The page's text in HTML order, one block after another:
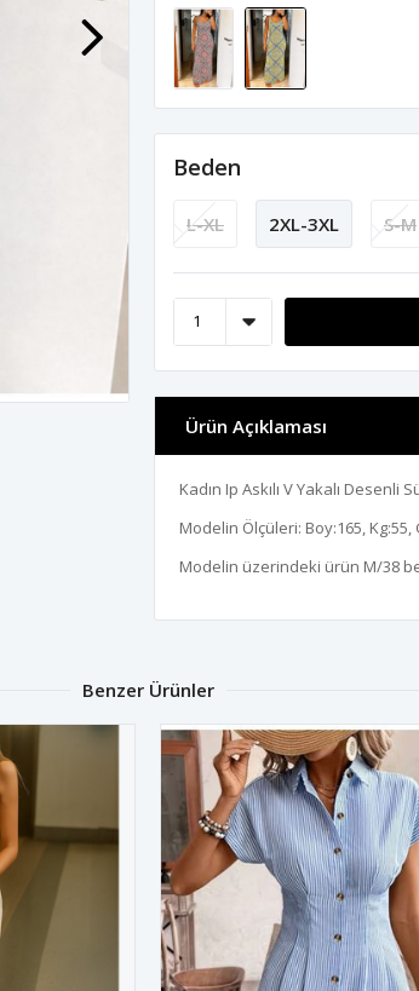
Beden
L-XL 2XL-3XL S-M
Ürün Açıklaması
Kadın Ip Askılı V Yakalı Desenli
Modelin Ölçüleri: Boy:165, Kg:55,
Modelin üzerindeki ürün M/38
Benzer Ürünler